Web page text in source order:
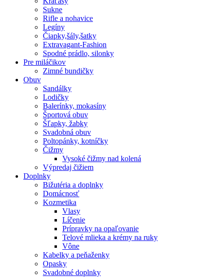
Sukne
Rifle a nohavice
Legíny
Čiapky,šály,šatky
Extravagant-Fashion
Spodné prádlo, silonky
Pre miláčikov
Zimné bundičky
Obuv
Sandálky
Lodičky
Balerínky, mokasíny
Športová obuv
Šľapky, žabky
Svadobná obuv
Poltopánky, kotníčky
Čižmy
Vysoké čižmy nad kolená
Výpredaj čižiem
Doplnky
Bižutéria a doplnky
Domácnosť
Kozmetika
Vlasy
Líčenie
Prípravky na opaľovanie
Telové mlieka a krémy na ruky
Vône
Kabelky a peňaženky
Opasky
Svadobné doplnky